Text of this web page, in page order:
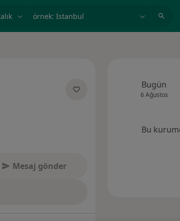
örnek: İstanbul
Mesaj gönder
Bugün
6 Ağustos
Bu